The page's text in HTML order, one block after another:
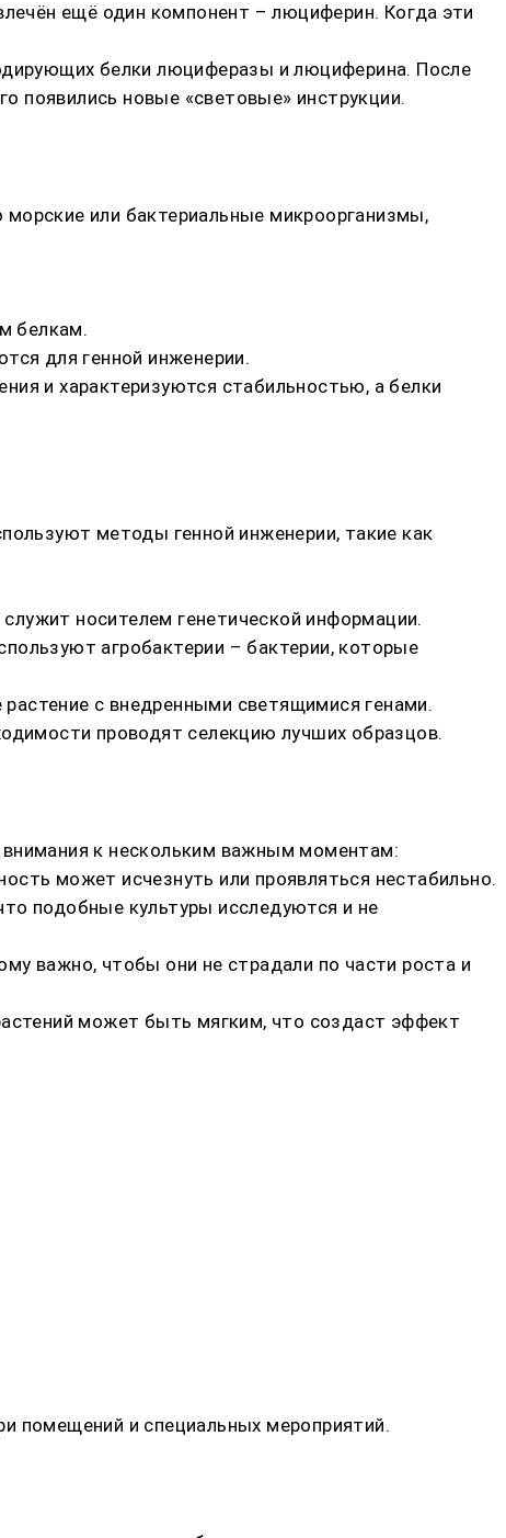
ещё один компонент – люциферин. Когда эти
белки люциферазы и люциферина. После
появились новые «световые» инструкции.
или бактериальные микроорганизмы,
белкам.
для генной инженерии.
и характеризуются стабильностью, а белки
методы генной инженерии, такие как
носителем генетической информации.
агробактерии – бактерии, которые
с внедренными светящимися генами.
проводят селекцию лучших образцов.
к нескольким важным моментам:
может исчезнуть или проявляться нестабильно.
подобные культуры исследуются и не
важно, чтобы они не страдали по части роста и
может быть мягким, что создаст эффект
помещений и специальных мероприятий.